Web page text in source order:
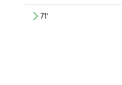
71'